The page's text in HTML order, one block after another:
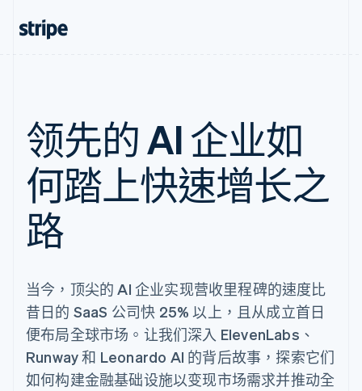
领先的 AI 企业如
何踏上快速增长之
路
当今，顶尖的 AI 企业实现营收里程碑的速度比
昔日的 SaaS 公司快 25% 以上，且从成立首日
便布局全球市场。让我们深入 ElevenLabs、
Runway 和 Leonardo AI 的背后故事，探索它们
如何构建金融基础设施以变现市场需求并推动全